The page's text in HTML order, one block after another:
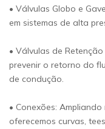
• Válvulas Globo e
em sistemas de alta
• Válvulas de
prevenir o retorno do
de condução.
• Conexões:
oferecemos curvas,